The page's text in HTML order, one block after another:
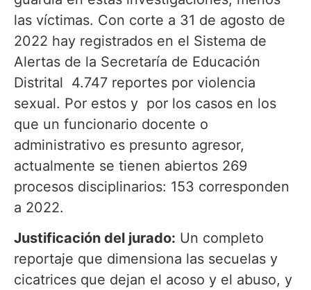
las víctimas. Con corte a 31 de agosto de
2022 hay registrados en el Sistema de
Alertas de la Secretaría de Educación
Distrital 4.747 reportes por violencia
sexual. Por estos y por los casos en los
que un funcionario docente o
administrativo es presunto agresor,
actualmente se tienen abiertos 269
procesos disciplinarios: 153 corresponden
a 2022.
Justificación del jurado: Un completo
reportaje que dimensiona las secuelas y
cicatrices que dejan el acoso y el abuso, y